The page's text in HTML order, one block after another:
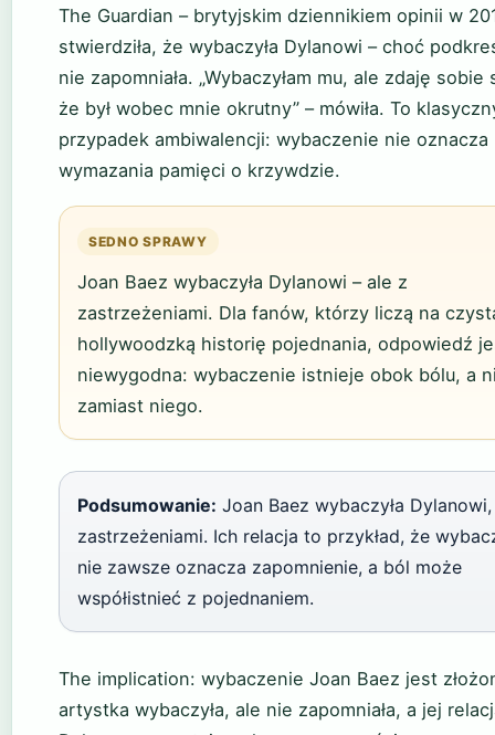
The Guardian – brytyjskim dziennikiem opinii w
stwierdziła, że wybaczyła Dylanowi – choć
nie zapomniała. „Wybaczyłam mu, ale zdaję sobie
że był wobec mnie okrutny” – mówiła. To
przypadek ambiwalencji: wybaczenie nie oznacza
wymazania pamięci o krzywdzie.
SEDNO SPRAWY
Joan Baez wybaczyła Dylanowi – ale z
zastrzeżeniami. Dla fanów, którzy liczą na
hollywoodzką historię pojednania, odpowiedź
niewygodna: wybaczenie istnieje obok bólu, a
zamiast niego.
Podsumowanie: Joan Baez wybaczyła
zastrzeżeniami. Ich relacja to przykład, że
nie zawsze oznacza zapomnienie, a ból może
współistnieć z pojednaniem.
The implication: wybaczenie Joan Baez jest
artystka wybaczyła, ale nie zapomniała, a jej